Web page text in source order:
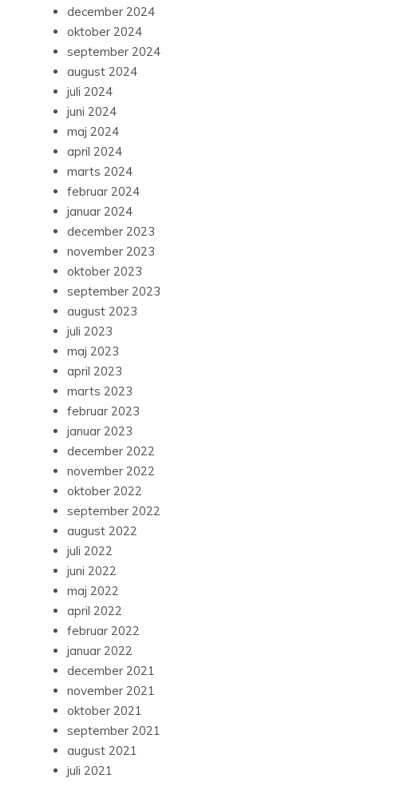
december 2024
oktober 2024
september 2024
august 2024
juli 2024
juni 2024
maj 2024
april 2024
marts 2024
februar 2024
januar 2024
december 2023
november 2023
oktober 2023
september 2023
august 2023
juli 2023
maj 2023
april 2023
marts 2023
februar 2023
januar 2023
december 2022
november 2022
oktober 2022
september 2022
august 2022
juli 2022
juni 2022
maj 2022
april 2022
februar 2022
januar 2022
december 2021
november 2021
oktober 2021
september 2021
august 2021
juli 2021